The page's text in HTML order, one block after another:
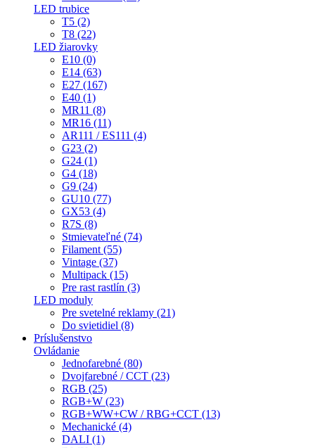
LED trubice
T5 (2)
T8 (22)
LED žiarovky
E10 (0)
E14 (63)
E27 (167)
E40 (1)
MR11 (8)
MR16 (11)
AR111 / ES111 (4)
G23 (2)
G24 (1)
G4 (18)
G9 (24)
GU10 (77)
GX53 (4)
R7S (8)
Stmievateľné (74)
Filament (55)
Vintage (37)
Multipack (15)
Pre rast rastlín (3)
LED moduly
Pre svetelné reklamy (21)
Do svietidiel (8)
Príslušenstvo
Ovládanie
Jednofarebné (80)
Dvojfarebné / CCT (23)
RGB (25)
RGB+W (23)
RGB+WW+CW / RBG+CCT (13)
Mechanické (4)
DALI (1)